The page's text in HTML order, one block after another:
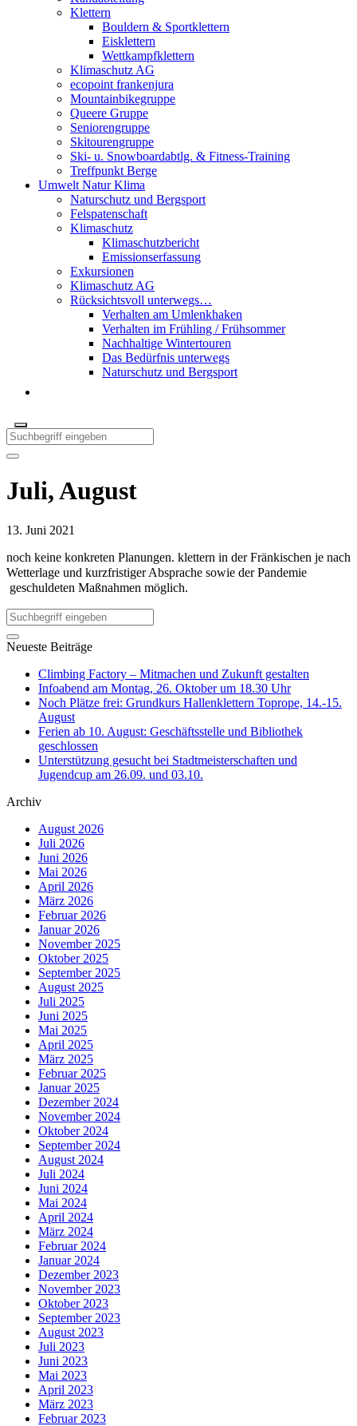
Klettern
Bouldern & Sportklettern
Eisklettern
Wettkampfklettern
Klimaschutz AG
ecopoint frankenjura
Mountainbikegruppe
Queere Gruppe
Seniorengruppe
Skitourengruppe
Ski- u. Snowboardabtlg. & Fitness-Training
Treffpunkt Berge
Umwelt Natur Klima
Naturschutz und Bergsport
Felspatenschaft
Klimaschutz
Klimaschutzbericht
Emissionserfassung
Exkursionen
Klimaschutz AG
Rücksichtsvoll unterwegs…
Verhalten am Umlenkhaken
Verhalten im Frühling / Frühsommer
Nachhaltige Wintertouren
Das Bedürfnis unterwegs
Naturschutz und Bergsport
Juli, August
13. Juni 2021
noch keine konkreten Planungen. klettern in der Fränkischen je nach
Wetterlage und kurzfristiger Absprache sowie der Pandemie
geschuldeten Maßnahmen möglich.
Neueste Beiträge
Climbing Factory – Mitmachen und Zukunft gestalten
Infoabend am Montag, 26. Oktober um 18.30 Uhr
Noch Plätze frei: Grundkurs Hallenklettern Toprope, 14.-15.
August
Ferien ab 10. August: Geschäftsstelle und Bibliothek
geschlossen
Unterstützung gesucht bei Stadtmeisterschaften und
Jugendcup am 26.09. und 03.10.
Archiv
August 2026
Juli 2026
Juni 2026
Mai 2026
April 2026
März 2026
Februar 2026
Januar 2026
November 2025
Oktober 2025
September 2025
August 2025
Juli 2025
Juni 2025
Mai 2025
April 2025
März 2025
Februar 2025
Januar 2025
Dezember 2024
November 2024
Oktober 2024
September 2024
August 2024
Juli 2024
Juni 2024
Mai 2024
April 2024
März 2024
Februar 2024
Januar 2024
Dezember 2023
November 2023
Oktober 2023
September 2023
August 2023
Juli 2023
Juni 2023
Mai 2023
April 2023
März 2023
Februar 2023